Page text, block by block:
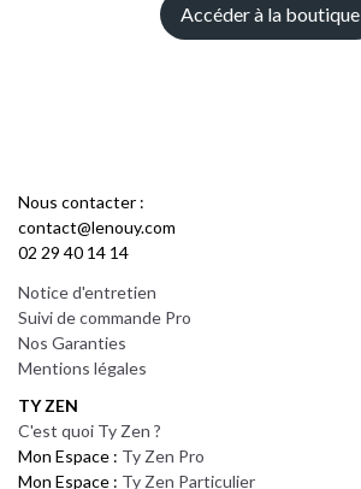
Accéder à la boutique
Nous contacter :
contact@lenouy.com
02 29 40 14 14
Notice d'entretien
Suivi de commande Pro
Nos Garanties
Mentions légales
TY ZEN
C'est quoi Ty Zen ?
Mon Espace : Ty Zen Pro
Mon Espace : Ty Zen Particulier